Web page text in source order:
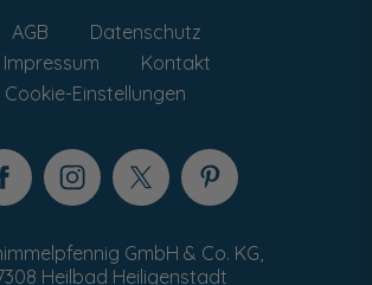
AGB
Datenschutz
Impressum
Kontakt
Cookie-Einstellungen
GmbH & Co. KG,
Heilbad Heiligenstadt